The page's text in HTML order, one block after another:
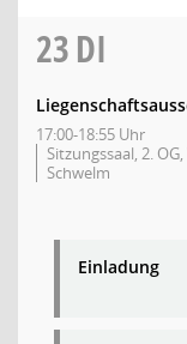
23DI
17:00-18:55 Uhr
Sitzungssaal, 2.
Schwelm
Einladung